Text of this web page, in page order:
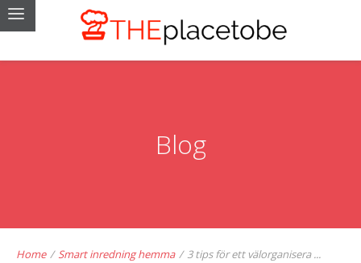
Blog
Home / Smart inredning hemma / 3 tips för ett välorganisera ...